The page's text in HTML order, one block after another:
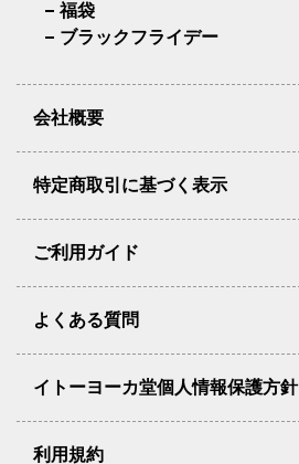
福袋
ブラックフライデー
会社概要
特定商取引に基づく表示
ご利用ガイド
よくある質問
イトーヨーカ堂個人情報保護方針
利用規約